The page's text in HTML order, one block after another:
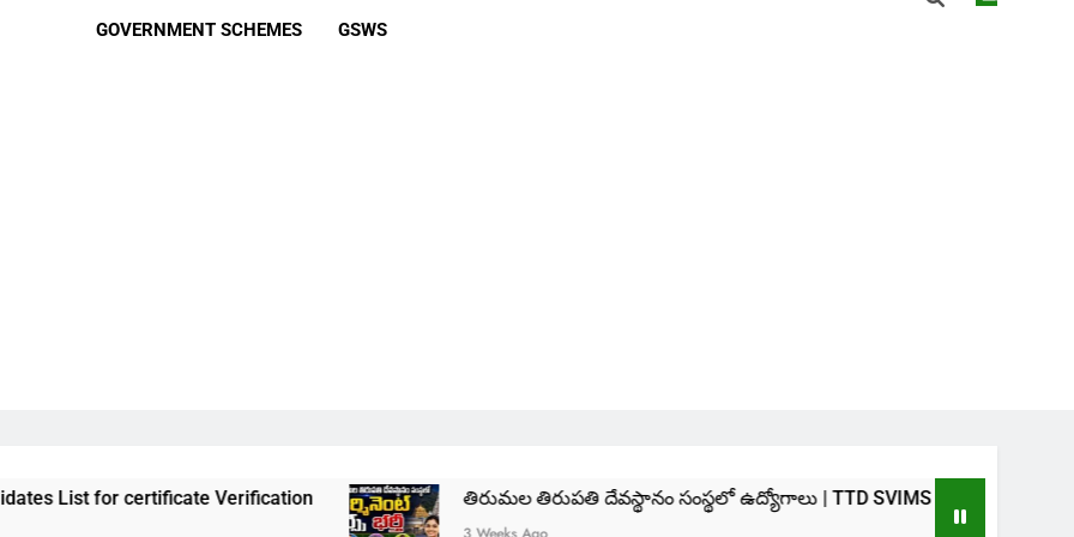
GOVERNMENT SCHEMES GSWS
Verification తిరుమల తిరుపతి దేవస్థానం సంస్థలో ఉద్యోగాలు | TTD SVIMS Direct Recruitment 2026